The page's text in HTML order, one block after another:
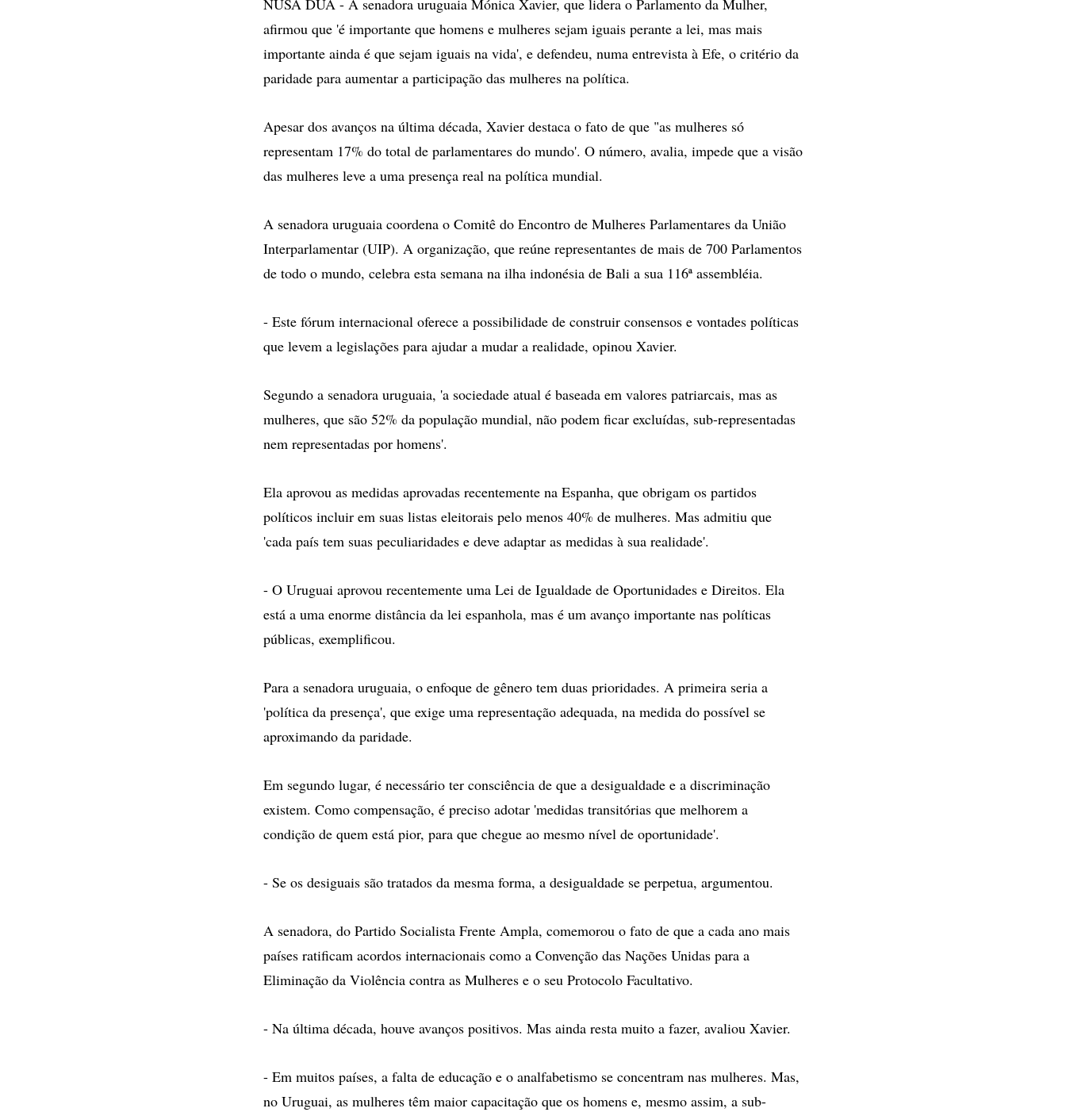
NUSA DUA - A senadora uruguaia Mónica Xavier, que lidera o Parlamento da Mulher,
afirmou que 'é importante que homens e mulheres sejam iguais perante a lei, mas mais
importante ainda é que sejam iguais na vida', e defendeu, numa entrevista à Efe, o critério da
paridade para aumentar a participação das mulheres na política.
Apesar dos avanços na última década, Xavier destaca o fato de que "as mulheres só
representam 17% do total de parlamentares do mundo'. O número, avalia, impede que a visão
das mulheres leve a uma presença real na política mundial.
A senadora uruguaia coordena o Comitê do Encontro de Mulheres Parlamentares da União
Interparlamentar (UIP). A organização, que reúne representantes de mais de 700 Parlamentos
de todo o mundo, celebra esta semana na ilha indonésia de Bali a sua 116ª assembléia.
- Este fórum internacional oferece a possibilidade de construir consensos e vontades políticas
que levem a legislações para ajudar a mudar a realidade, opinou Xavier.
Segundo a senadora uruguaia, 'a sociedade atual é baseada em valores patriarcais, mas as
mulheres, que são 52% da população mundial, não podem ficar excluídas, sub-representadas
nem representadas por homens'.
Ela aprovou as medidas aprovadas recentemente na Espanha, que obrigam os partidos
políticos incluir em suas listas eleitorais pelo menos 40% de mulheres. Mas admitiu que
'cada país tem suas peculiaridades e deve adaptar as medidas à sua realidade'.
- O Uruguai aprovou recentemente uma Lei de Igualdade de Oportunidades e Direitos. Ela
está a uma enorme distância da lei espanhola, mas é um avanço importante nas políticas
públicas, exemplificou.
Para a senadora uruguaia, o enfoque de gênero tem duas prioridades. A primeira seria a
'política da presença', que exige uma representação adequada, na medida do possível se
aproximando da paridade.
Em segundo lugar, é necessário ter consciência de que a desigualdade e a discriminação
existem. Como compensação, é preciso adotar 'medidas transitórias que melhorem a
condição de quem está pior, para que chegue ao mesmo nível de oportunidade'.
- Se os desiguais são tratados da mesma forma, a desigualdade se perpetua, argumentou.
A senadora, do Partido Socialista Frente Ampla, comemorou o fato de que a cada ano mais
países ratificam acordos internacionais como a Convenção das Nações Unidas para a
Eliminação da Violência contra as Mulheres e o seu Protocolo Facultativo.
- Na última década, houve avanços positivos. Mas ainda resta muito a fazer, avaliou Xavier.
- Em muitos países, a falta de educação e o analfabetismo se concentram nas mulheres. Mas,
no Uruguai, as mulheres têm maior capacitação que os homens e, mesmo assim, a sub-